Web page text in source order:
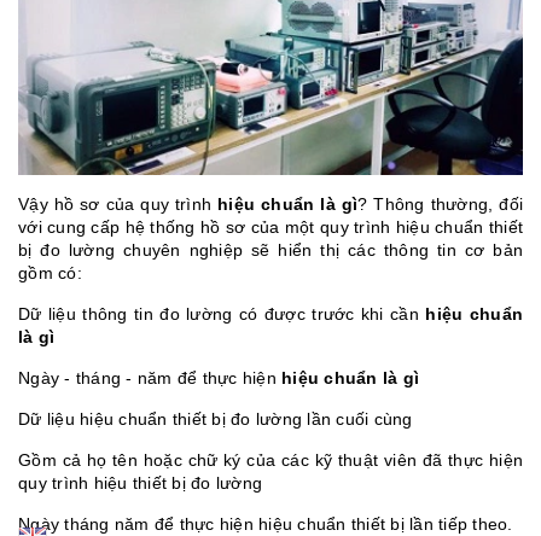
Vậy hồ sơ của quy trình hiệu chuẩn là gì? Thông thường, đối
với cung cấp hệ thống hồ sơ của một quy trình hiệu chuẩn thiết
bị đo lường chuyên nghiệp sẽ hiển thị các thông tin cơ bản
gồm có:
Dữ liệu thông tin đo lường có được trước khi cần hiệu chuẩn
là gì
Ngày - tháng - năm để thực hiện hiệu chuẩn là gì
Dữ liệu hiệu chuẩn thiết bị đo lường lần cuối cùng
Gồm cả họ tên hoặc chữ ký của các kỹ thuật viên đã thực hiện
quy trình hiệu thiết bị đo lường
Ngày tháng năm để thực hiện hiệu chuẩn thiết bị lần tiếp theo.